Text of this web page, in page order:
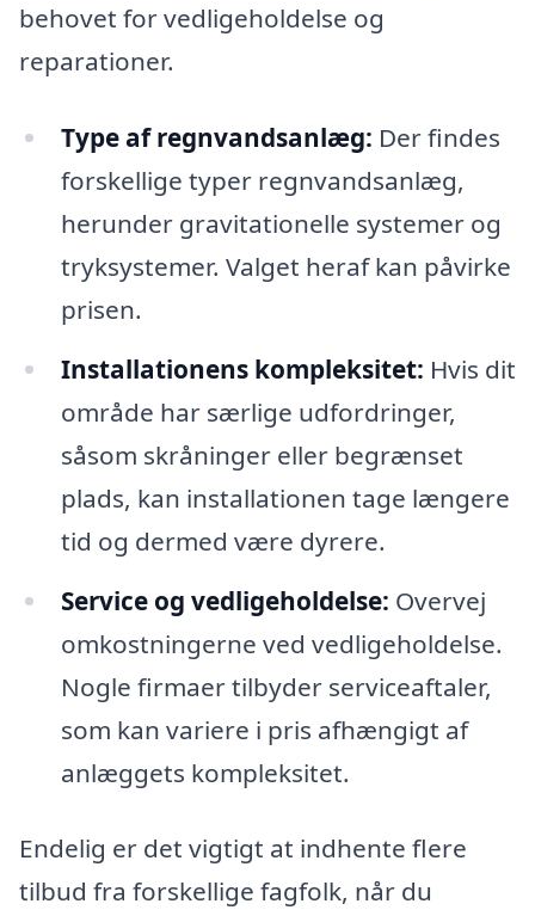
behovet for vedligeholdelse og
reparationer.
Type af regnvandsanlæg: Der findes
forskellige typer regnvandsanlæg,
herunder gravitationelle systemer og
tryksystemer. Valget heraf kan påvirke
prisen.
Installationens kompleksitet: Hvis dit
område har særlige udfordringer,
såsom skråninger eller begrænset
plads, kan installationen tage længere
tid og dermed være dyrere.
Service og vedligeholdelse: Overvej
omkostningerne ved vedligeholdelse.
Nogle firmaer tilbyder serviceaftaler,
som kan variere i pris afhængigt af
anlæggets kompleksitet.
Endelig er det vigtigt at indhente flere
tilbud fra forskellige fagfolk, når du